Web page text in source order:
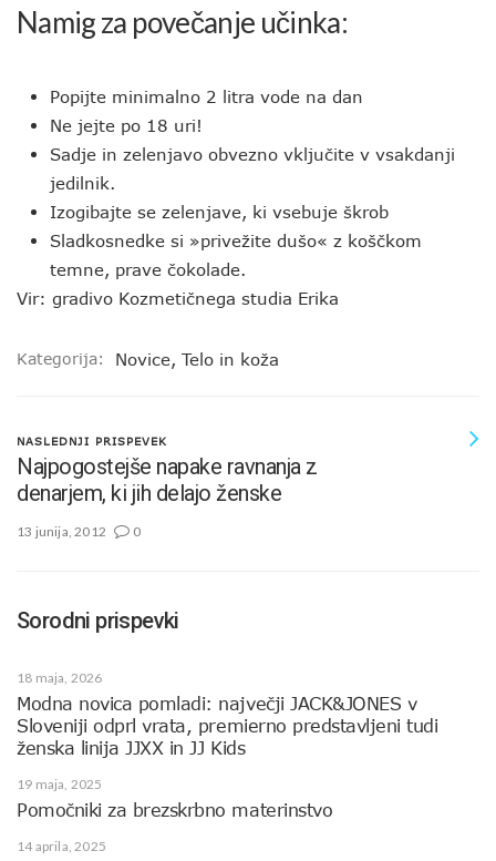
Namig za povečanje učinka:
Popijte minimalno 2 litra vode na dan
Ne jejte po 18 uri!
Sadje in zelenjavo obvezno vključite v vsakdanji
jedilnik.
Izogibajte se zelenjave, ki vsebuje škrob
Sladkosnedke si »privežite dušo« z koščkom
temne, prave čokolade.
Vir: gradivo Kozmetičnega studia Erika
Kategorija: Novice, Telo in koža
NASLEDNJI PRISPEVEK
Najpogostejše napake ravnanja z
denarjem, ki jih delajo ženske
13 junija, 2012 0
Sorodni prispevki
18 maja, 2026
Modna novica pomladi: največji JACK&JONES v
Sloveniji odprl vrata, premierno predstavljeni tudi
ženska linija JJXX in JJ Kids
19 maja, 2025
Pomočniki za brezskrbno materinstvo
14 aprila, 2025